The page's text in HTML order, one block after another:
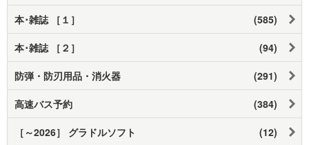
本･雑誌 ［１］ (585)
本･雑誌 ［２］ (94)
防弾・防刃用品・消火器 (291)
高速バス予約 (384)
［～2026］ グラドルソフト (12)